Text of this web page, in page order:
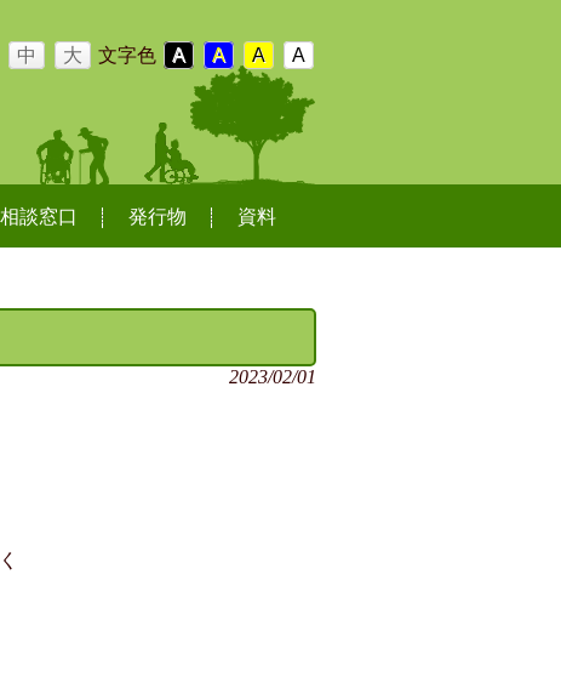
中 大 文字色 A A A A
相談窓口 発行物 資料
2023/02/01